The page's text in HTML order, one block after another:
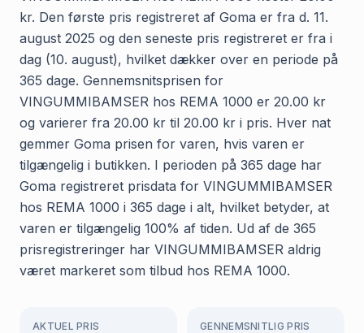
kr. Den første pris registreret af Goma er fra d. 11.
august 2025 og den seneste pris registreret er fra i
dag (10. august), hvilket dækker over en periode på
365 dage. Gennemsnitsprisen for
VINGUMMIBAMSER hos REMA 1000 er 20.00 kr
og varierer fra 20.00 kr til 20.00 kr i pris. Hver nat
gemmer Goma prisen for varen, hvis varen er
tilgængelig i butikken. I perioden på 365 dage har
Goma registreret prisdata for VINGUMMIBAMSER
hos REMA 1000 i 365 dage i alt, hvilket betyder, at
varen er tilgængelig 100% af tiden. Ud af de 365
prisregistreringer har VINGUMMIBAMSER aldrig
været markeret som tilbud hos REMA 1000.
AKTUEL PRIS GENNEMSNITLIG PRIS